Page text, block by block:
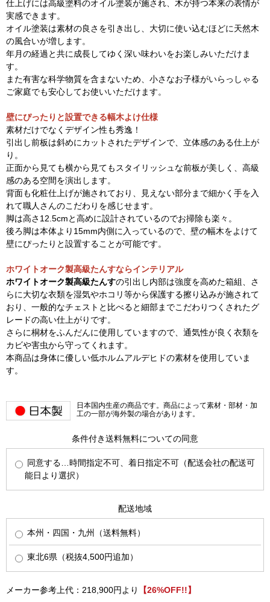
仕上げには高級塗料のオイル塗装が施され、木が持つ本来の表情が
実感できます。
オイル塗装は素材の良さを引き出し、大切に使い込むほどに天然木
の風合いが増します。
年月の経過と共に成長してゆく深い味わいをお楽しみいただけま
す。
また有害な科学物質を含まないため、小さなお子様がいらっしゃる
ご家庭でも安心してお使いいただけます。
壁にぴったりと設置できる幅木よけ仕様
素材だけでなくデザイン性も秀逸！
引出し前板は斜めにカットされたデザインで、立体感のある仕上が
り。
正面から見ても横から見てもスタイリッシュな前板が美しく、高級
感のある空間を演出します。
背面も化粧仕上げが施されており、見えない部分まで細かく手を入
れて職人さんのこだわりを感じせます。
脚は高さ12.5cmと高めに設計されているのでお掃除も楽々。
後ろ脚は本体より15mm内側に入っているので、壁の幅木をよけて
壁にぴったりと設置することが可能です。
ホワイトオーク製高級たんすならインテリアル
ホワイトオーク製高級たんすの引出し内部は強度を高めた箱組、さ
らに大切な衣類を湿気やホコリ等から保護する擦り込みが施されて
おり、一般的なチェストと比べると細部までこだわりつくされたグ
レードの高い仕上がりです。
さらに桐材をふんだんに使用していますので、通気性が良く衣類を
カビや害虫から守ってくれます。
本商品は身体に優しい低ホルムアルデヒドの素材を使用していま
す。
日本国内生産の商品です。商品によって素材・部材・加
工の一部が海外製の場合があります。
条件付き送料無料についての同意
同意する…時間指定不可、着日指定不可（配送会社の配送可
能日より選択）
配送地域
本州・四国・九州（送料無料）
東北6県（税抜4,500円追加）
メーカー参考上代：218,900円より
【26%OFF!!】